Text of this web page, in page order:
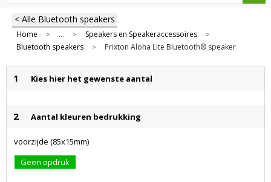
< Alle Bluetooth speakers
Home > ... > Speakers en Speakeraccessoires >
Bluetooth speakers > Prixton Aloha Lite Bluetooth® speaker
1 Kies hier het gewenste aantal
2 Aantal kleuren bedrukking
voorzijde (85x15mm)
Geen opdruk